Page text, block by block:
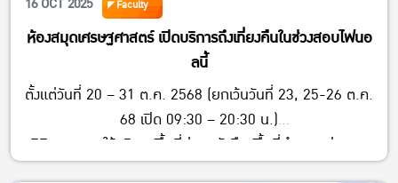
กลุ่ม และบริการอื่น ๆ ได้ตามปกติ
Faculty
ห้องสมุดเศรษฐศาสตร์ เปิดบริการถึงเที่ยงคืนในช่วงสอบไฟนอ
ลนี้
ตั้งแต่วันที่ 20 – 31 ต.ค. 2568 (ยกเว้นวันที่ 23, 25-26 ต.ค.
68 เปิด 09:30 – 20:30 น.)
นิสิตสามารถใช้บริการพื้นที่อ่านหนังสือ พื้นที่ทำงานกลุ่ม และ
บริการอื่น ๆ ได้ตามปกติ